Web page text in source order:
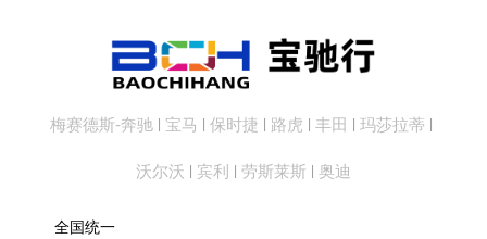
梅赛德斯-奔驰 | 宝马 | 保时捷 | 路虎 | 丰田 | 玛莎拉蒂 |
沃尔沃 | 宾利 | 劳斯莱斯 | 奥迪
全国统一